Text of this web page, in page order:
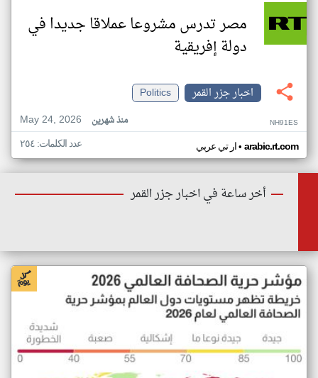
مصر تدرس مشروعا عملاقا جديدا في
دولة إفريقية
اخبار جزر القمر
Politics
May 24, 2026
منذ شهرين NH91ES
ار تي عربي• arabic.rt.com عدد الكلمات: ٢٥٤
أخر ساعة في اخبار جزر القمر